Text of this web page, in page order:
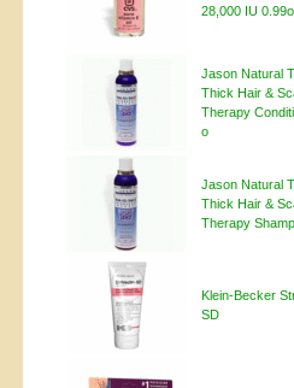
28,000 IU
Jason Natural
Thick Hair &
Therapy
o
Jason Natural
Thick Hair &
Therapy
Klein-Becker
SD